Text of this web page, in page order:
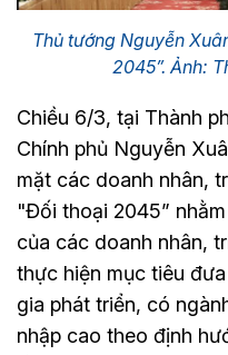
Thủ tướng Nguyễn
2045”. Ảnh:
Chiều 6/3, tại Thành
Chính phủ Nguyễn
mặt các doanh nhân,
"Đối thoại 2045”
của các doanh nhân,
thực hiện mục tiêu
gia phát triển, có
nhập cao theo định